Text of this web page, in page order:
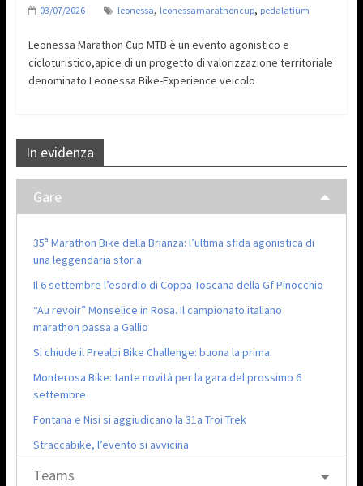
03/07/2026 leonessa, leonessamarathoncup, pedalatium
Leonessa Marathon Cup MTB è un evento agonistico e
cicloturistico,apice di un progetto di valorizzazione territoriale
denominato Leonessa Bike-Experience veicolo
In evidenza
Gare
35ª Marathon Bike della Brianza: l’ultima sfida agonistica di
una leggendaria storia
Il 6 settembre l’esordio di Coppa Toscana della Gf Pinocchio
“Au revoir” Monselice in Rosa. Il campionato italiano
marathon passa a Gallio
Si chiude il Prealpi Bike Challenge: buona la prima
Monterosa Bike: tante novità per la gara del prossimo 6
settembre
Fontana e Nisi si aggiudicano la 31a Troi Trek
Straccabike, l’evento si avvicina
Teams